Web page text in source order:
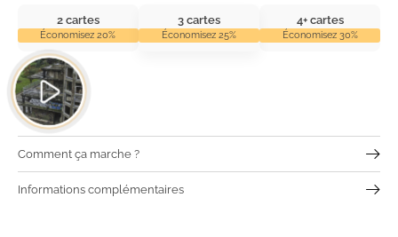
2 cartes
Économisez 20%
3 cartes
Économisez 25%
4+ cartes
Économisez 30%
Comment ça marche ?
Informations complémentaires